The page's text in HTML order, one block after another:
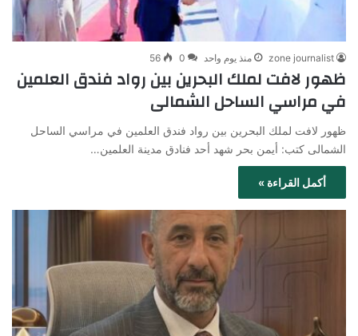
zone journalist منذ يوم واحد 0
56
ظهور لافت لملك البحرين بين رواد فندق العلمين
في مراسي الساحل الشمالى
ظهور لافت لملك البحرين بين رواد فندق العلمين في مراسي الساحل
الشمالى كتب: أيمن بحر شهد أحد فنادق مدينة العلمين…
أكمل القراءة »